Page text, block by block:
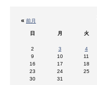
« 前月
日 月 火
2
3 4
9
10 11
16
17 18
23
24 25
30
31